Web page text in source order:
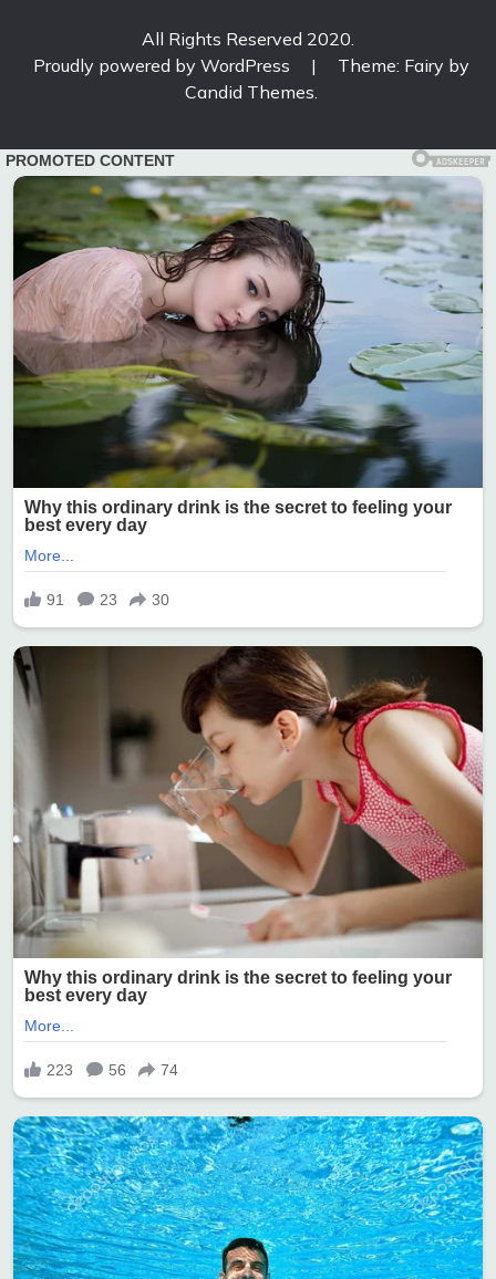
All Rights Reserved 2020.
Proudly powered by WordPress
|
Theme: Fairy by
Candid Themes